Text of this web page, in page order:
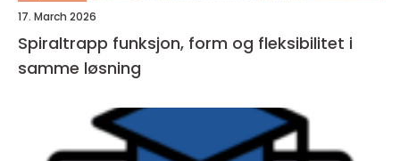
17. March 2026
Spiraltrapp funksjon, form og fleksibilitet i
samme løsning